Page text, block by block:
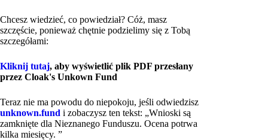
Chcesz wiedzieć, co powiedział? Cóż, masz
szczęście, ponieważ chętnie podzielimy się z Tobą
szczegółami:
Kliknij tutaj, aby wyświetlić plik PDF przesłany
przez Cloak's Unkown Fund
Teraz nie ma powodu do niepokoju, jeśli odwiedzisz
unknown.fund i zobaczysz ten tekst: „Wnioski są
zamknięte dla Nieznanego Funduszu. Ocena potrwa
kilka miesięcy. ”